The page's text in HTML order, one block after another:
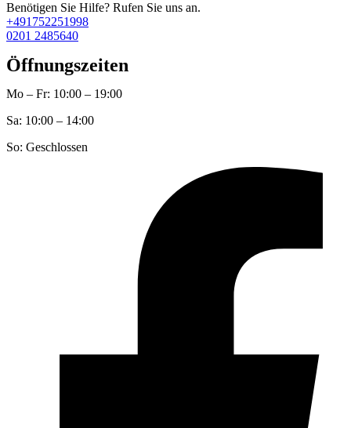
Benötigen Sie Hilfe? Rufen Sie uns an.
+491752251998
0201 2485640
Öffnungszeiten
Mo – Fr: 10:00 – 19:00
Sa: 10:00 – 14:00
So: Geschlossen